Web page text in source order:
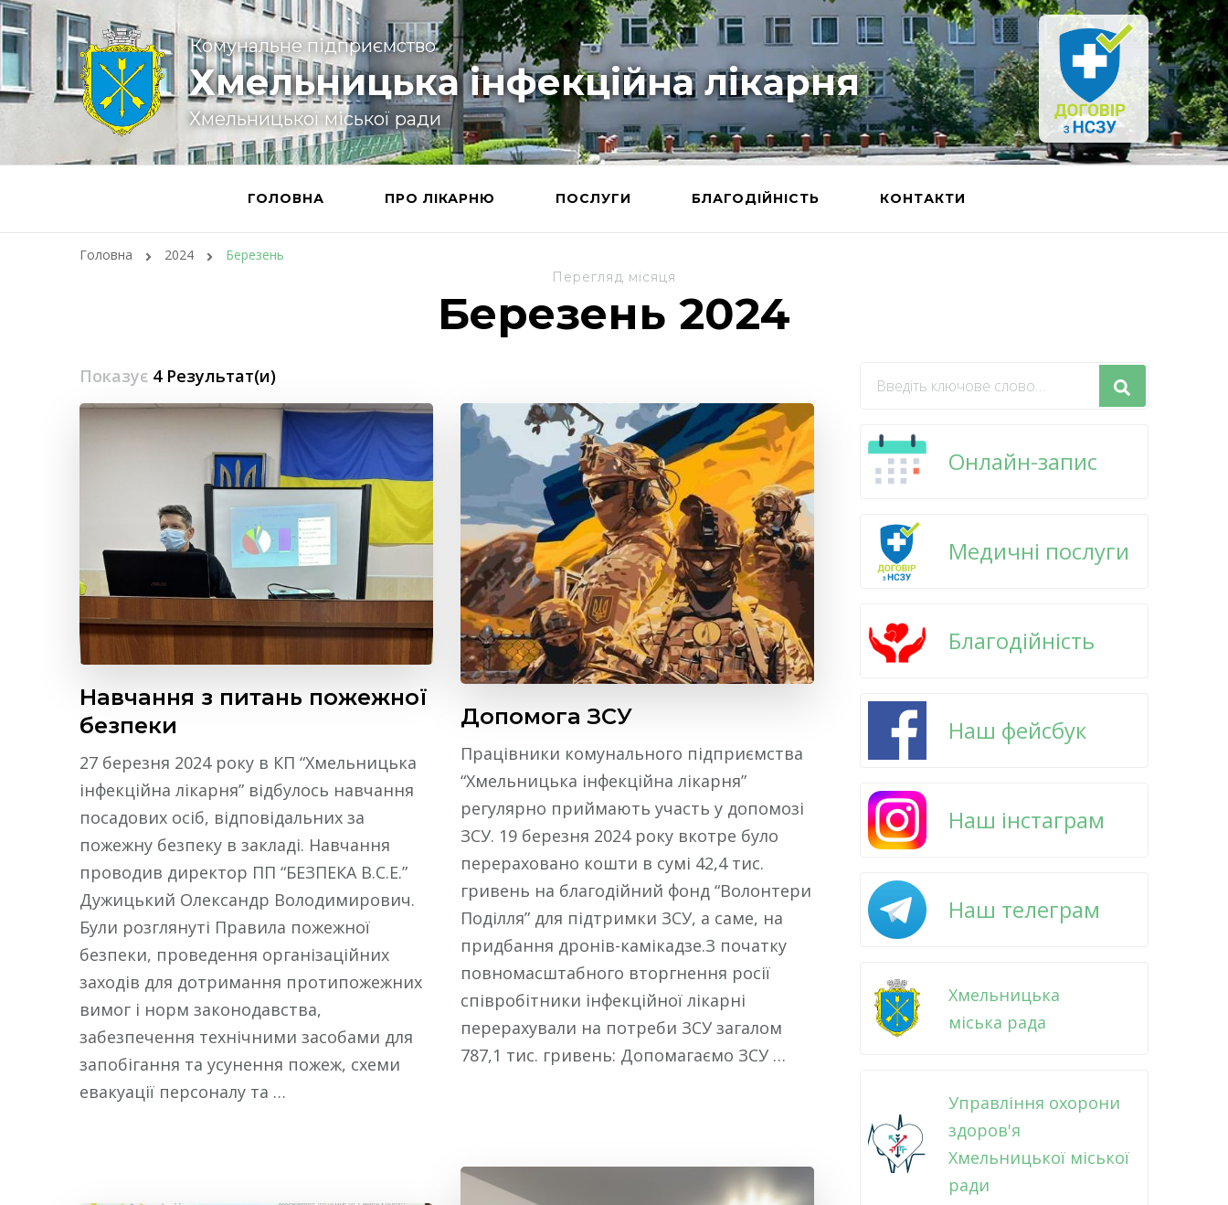
Комунальне підприємство
Хмельницька інфекційна лікарня
Хмельницької міської ради
ГОЛОВНА ПРО ЛІКАРНЮ ПОСЛУГИ БЛАГОДІЙНІСТЬ КОНТАКТИ
Головна 2024 Березень
Перегляд місяця
Березень 2024
Показує 4 Результат(и)
Навчання з питань пожежної
безпеки
27 березня 2024 року в КП “Хмельницька
інфекційна лікарня” відбулось навчання
посадових осіб, відповідальних за
пожежну безпеку в закладі. Навчання
проводив директор ПП “БЕЗПЕКА В.С.Е.”
Дужицький Олександр Володимирович.
Були розглянуті Правила пожежної
безпеки, проведення організаційних
заходів для дотримання протипожежних
вимог і норм законодавства,
забезпечення технічними засобами для
запобігання та усунення пожеж, схеми
евакуації персоналу та …
Допомога ЗСУ
Працівники комунального підприємства
“Хмельницька інфекційна лікарня”
регулярно приймають участь у допомозі
ЗСУ. 19 березня 2024 року вкотре було
перераховано кошти в сумі 42,4 тис.
гривень на благодійний фонд “Волонтери
Поділля” для підтримки ЗСУ, а саме, на
придбання дронів-камікадзе.З початку
повномасштабного вторгнення росії
співробітники інфекційної лікарні
перерахували на потреби ЗСУ загалом
787,1 тис. гривень: Допомагаємо ЗСУ …
Шукаєте
Онлайн-запис
Медичні послуги
Благодійність
Наш фейсбук
Наш інстаграм
Наш телеграм
Хмельницька
міська рада
Управління охорони
здоров'я
Хмельницької міської
ради